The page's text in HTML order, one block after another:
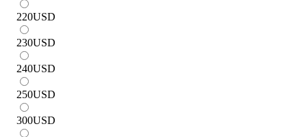
220USD
230USD
240USD
250USD
300USD